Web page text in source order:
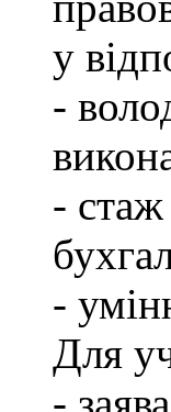
у
-
-
-
Для
-